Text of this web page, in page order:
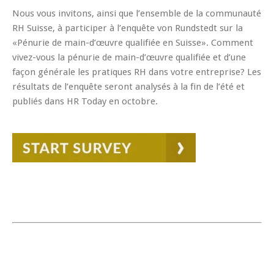
Nous vous invitons, ainsi que l’ensemble de la communauté
RH Suisse, à participer à l’enquête von Rundstedt sur la
«Pénurie de main-d’œuvre qualifiée en Suisse». Comment
vivez-vous la pénurie de main-d’œuvre qualifiée et d’une
façon générale les pratiques RH dans votre entreprise? Les
résultats de l’enquête seront analysés à la fin de l’été et
publiés dans HR Today en octobre.